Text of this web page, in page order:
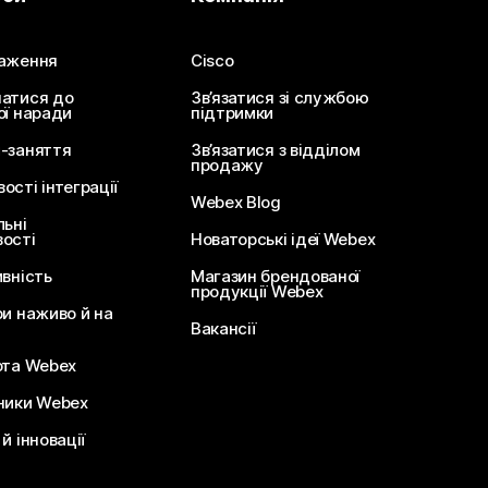
до
наради
заняття
інтеграції
наживо й на
Webex
Webex
інновації
Cisco
Зв’язатися зі службою
підтримки
Зв’язатися з відділом
продажу
Webex Blog
Новаторські ідеї Webex
Магазин брендованої
продукції Webex
Вакансії